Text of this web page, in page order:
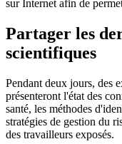
sur Internet afin de
Partager les
scientifiques
Pendant deux jours, des
présenteront l'état des
santé, les méthodes
stratégies de gestion du
des travailleurs exposés.